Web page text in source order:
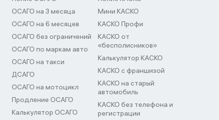
ОСАГО на 3 месяца
ОСАГО на 6 месяцев
ОСАГО без ограничений
ОСАГО по маркам авто
ОСАГО на такси
ДСАГО
ОСАГО на мотоцикл
Продление ОСАГО
Калькулятор ОСАГО
Мини КАСКО
КАСКО Профи
КАСКО от
«бесполисников»
Калькулятор КАСКО
КАСКО с франшизой
КАСКО на старый
автомобиль
КАСКО без телефона и
регистрации